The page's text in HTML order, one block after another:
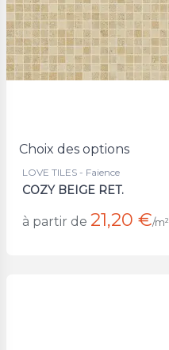
Choix des options
LOVE TILES - Faience
COZY BEIGE RET.
à partir de 21,20 €/m²